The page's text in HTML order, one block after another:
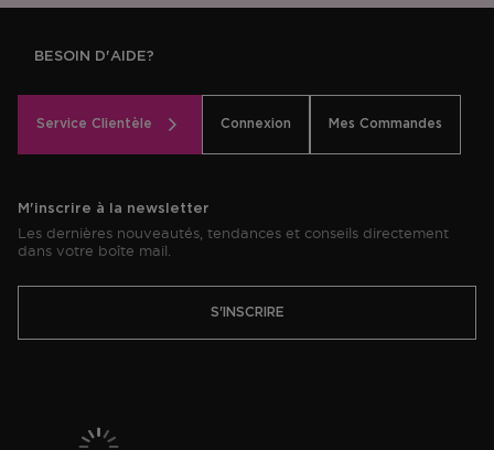
BESOIN D'AIDE?
Service Clientèle Connexion Mes Commandes
M'inscrire à la newsletter
Les dernières nouveautés, tendances et conseils directement
dans votre boîte mail.
S'INSCRIRE